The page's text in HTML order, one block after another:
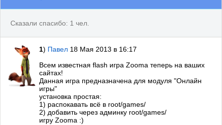
Сказали спасибо: 1 чел.
1) Павел 18 Мая 2013 в 16:17
Всем известная flash игра Zooma теперь на ваших
сайтах!
Данная игра предназначена для модуля "Онлайн
игры"
установка простая:
1) распокавать всё в root/games/
2) добавить через админку root/games/
игру Zooma :)